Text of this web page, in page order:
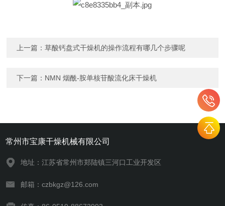
上一篇：草酸钙盘式干燥机的操作流程有哪几个步骤呢
下一篇： NMN 烟酰-胺单核苷酸流化床干燥机
常州市宝康干燥机械有限公司
地址：江苏省常州市郑陆镇三河口工业开发区
邮箱：czbkgz@126.com